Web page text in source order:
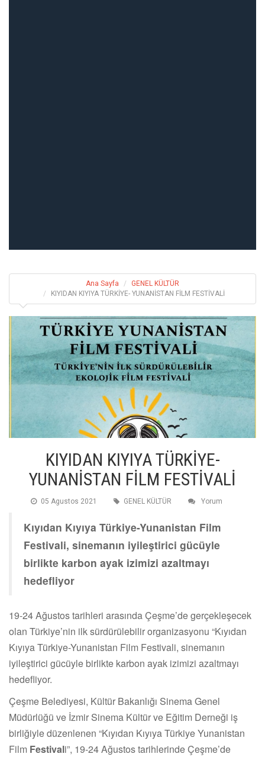
Ana Sayfa
GENEL KÜLTÜR
KIYIDAN KIYIYA TÜRKİYE- YUNANİSTAN FİLM FESTİVALİ
KIYIDAN KIYIYA TÜRKİYE-
YUNANİSTAN FİLM FESTİVALİ
05 Agustos 2021 GENEL KÜLTÜR Yorum
Kıyıdan Kıyıya Türkiye-Yunanistan Film
Festivali, sinemanın iyileştirici gücüyle
birlikte karbon ayak izimizi azaltmayı
hedefliyor
19-24 Ağustos tarihleri arasında Çeşme’de gerçekleşecek
olan Türkiye’nin ilk sürdürülebilir organizasyonu “Kıyıdan
Kıyıya Türkiye-Yunanistan Film Festivali, sinemanın
iyileştirici gücüyle birlikte karbon ayak izimizi azaltmayı
hedefliyor.
Çeşme Belediyesi, Kültür Bakanlığı Sinema Genel
Müdürlüğü ve İzmir Sinema Kültür ve Eğitim Derneği iş
birliğiyle düzenlenen “Kıyıdan Kıyıya Türkiye Yunanistan
Film Festivali”, 19-24 Ağustos tarihlerinde Çeşme’de